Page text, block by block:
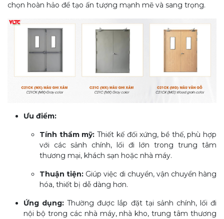
chọn hoàn hảo để tạo ấn tượng mạnh mẽ và sang trọng.
Ưu điểm:
Tính thẩm mỹ: Thiết kế đối xứng, bề thế, phù hợp
với các sảnh chính, lối đi lớn trong trung tâm
thương mại, khách sạn hoặc nhà máy.
Thuận tiện: Giúp việc di chuyển, vận chuyển hàng
hóa, thiết bị dễ dàng hơn.
Ứng dụng: Thường được lắp đặt tại sảnh chính, lối đi
nội bộ trong các nhà máy, nhà kho, trung tâm thương